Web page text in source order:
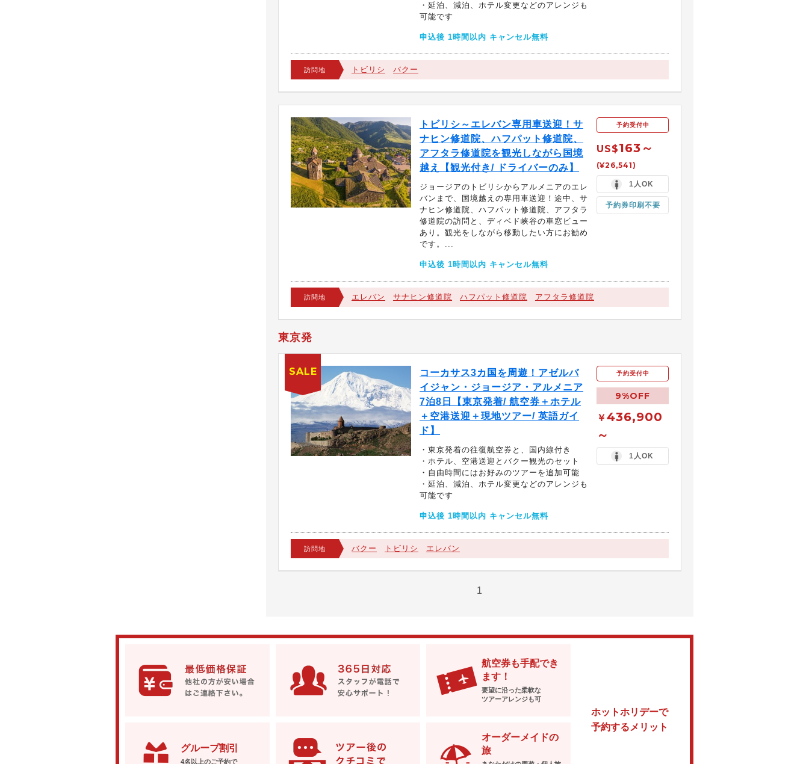
・延泊、減泊、ホテル変更などのアレンジも
可能です
申込後 1時間以内 キャンセル無料
訪問地 トビリシ バクー
トビリシ～エレバン専用車送迎！サ
ナヒン修道院、ハフパット修道院、
アフタラ修道院を観光しながら国境
越え【観光付き/ ドライバーのみ】
ジョージアのトビリシからアルメニアのエレ
バンまで、国境越えの専用車送迎！途中、サ
ナヒン修道院、ハフパット修道院、アフタラ
修道院の訪問と、ディベド峡谷の車窓ビュー
あり。観光をしながら移動したい方にお勧め
です。...
申込後 1時間以内 キャンセル無料
予約受付中
US$163～
(¥26,541)
1人OK
予約券印刷不要
訪問地 エレバン サナヒン修道院 ハフパット修道院 アフタラ修道院
東京発
コーカサス3カ国を周遊！アゼルバ
イジャン・ジョージア・アルメニア
7泊8日【東京発着/ 航空券＋ホテル
＋空港送迎＋現地ツアー/ 英語ガイ
ド】
・東京発着の往復航空券と、国内線付き
・ホテル、空港送迎とバクー観光のセット
・自由時間にはお好みのツアーを追加可能
・延泊、減泊、ホテル変更などのアレンジも
可能です
申込後 1時間以内 キャンセル無料
予約受付中
9%OFF
￥436,900
～
1人OK
訪問地 バクー トビリシ エレバン
SALE
1
ホットホリデーで
予約するメリット
航空券も手配でき
ます！
要望に沿った柔軟な
ツアーアレンジも可
グループ割引
4名以上のご予約で
オーダーメイドの
旅